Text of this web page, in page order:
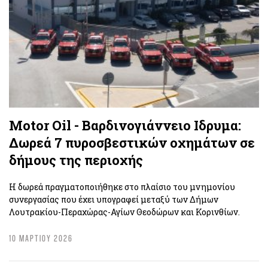
Motor Oil - Βαρδινογιάννειο Ιδρυμα:
Δωρεά 7 πυροσβεστικών οχημάτων σε
δήμους της περιοχής
Η δωρεά πραγματοποιήθηκε στο πλαίσιο του μνημονίου
συνεργασίας που έχει υπογραφεί μεταξύ των Δήμων
Λουτρακίου-Περαχώρας-Αγίων Θεοδώρων και Κορινθίων.
10 ΜΑΡΤΙΟΥ 2026